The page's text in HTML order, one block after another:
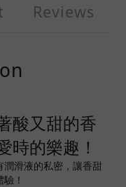
Reviews
酸又甜的香
時的樂趣！
滑液的私密，讓香甜
！